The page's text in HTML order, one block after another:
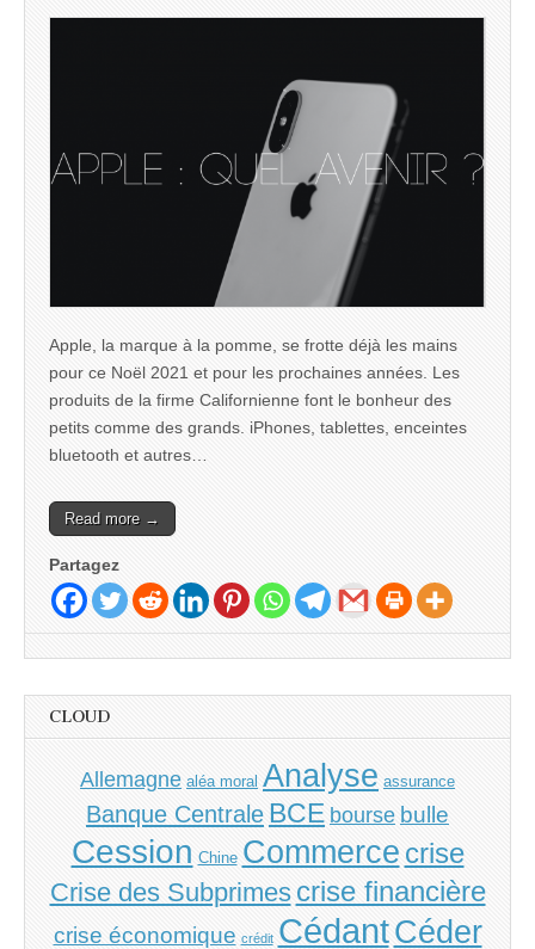
Apple, la marque à la pomme, se frotte déjà les mains
pour ce Noël 2021 et pour les prochaines années. Les
produits de la firme Californienne font le bonheur des
petits comme des grands. iPhones, tablettes, enceintes
bluetooth et autres…
Read more →
Partagez
CLOUD
Allemagne aléa moral Analyse assurance
Banque Centrale BCE bourse bulle
Cession Chine Commerce crise
Crise des Subprimes crise financière
crise économique crédit CédantCéder